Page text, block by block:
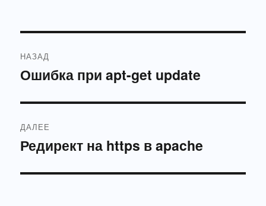
по
НАЗАД
Предыдущая
Ошибка при apt-get update
ДАЛЕЕ
Следующая
Редирект на https в apache